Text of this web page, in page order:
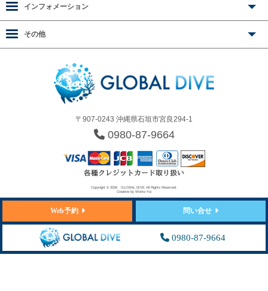
〒907-0243 沖縄県石垣市宮良294-1
0980-87-9664
インフォメーション
その他
Copyright © 2026 GLOBAL DIVE All Rights Reserved.
Creative by Works-Yui
Web予約 問い合せ
0980-87-9664